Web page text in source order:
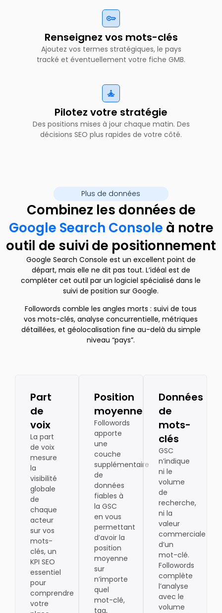
Renseignez vos mots-clés
Ajoutez vos termes stratégiques, le pays
tracké et éventuellement votre fiche GMB.
Pilotez votre stratégie
Des positions mises à jour chaque matin. Des
décisions SEO plus rapides de votre côté.
Plus de données
Combinez les données de
Google Search Console à notre
outil de suivi de positionnement
Google Search Console est un excellent point de
départ, mais elle ne dit pas tout. L’idéal est de
compléter cet outil par un logiciel spécialisé dans le
suivi de position sur Google.
Followords comble les angles morts : suivi de tous
vos mots-clés, analyse concurrentielle, métriques
détaillées, et géolocalisation fine au-delà du simple
niveau “pays”.
Part
de
voix
La part
de voix
mesure
la
visibilité
globale
de
chaque
acteur
sur vos
mots-
clés, un
KPI SEO
essentiel
pour
comprendre
votre
Position
moyenne
Followords
apporte
une
couche
supplémentaire
de
données
fiables à
la GSC
en vous
permettant
d’avoir la
position
moyenne
sur
n’importe
quel
mot-clé,
tag,
Données
de
mots-
clés
GSC
n’indique
ni le
volume
de
recherche,
ni la
valeur
commerciale
d’un
mot-clé.
Followords
complète
l’analyse
avec le
volume